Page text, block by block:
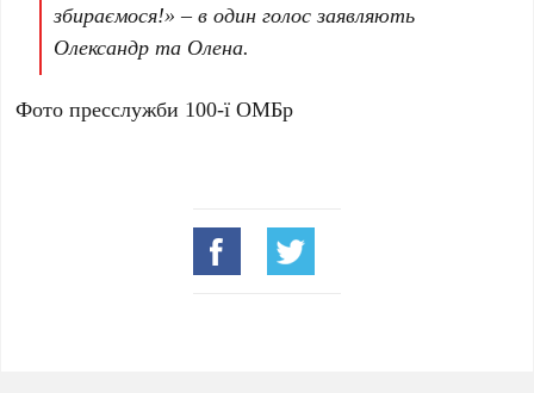
збираємося!» – в один голос заявляють
Олександр та Олена.
Фото пресслужби 100-ї ОМБр